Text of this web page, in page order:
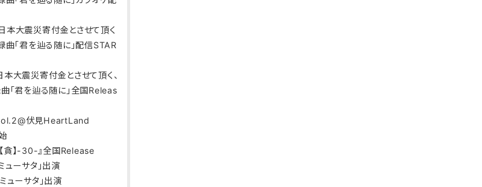
本大震災寄付金とさせて頂く
曲「君を辿る随に」配信STAR
大震災寄付金とさせて頂く、
曲「君を辿る随に」全国Releas
vol.2@伏見HeartLand
貪】-30-』全国Release
ューサタ」出演
ューサタ」出演